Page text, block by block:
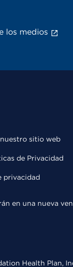
los medios
sitio web
de Privacidad
privacidad
en una nueva
Health Plan,